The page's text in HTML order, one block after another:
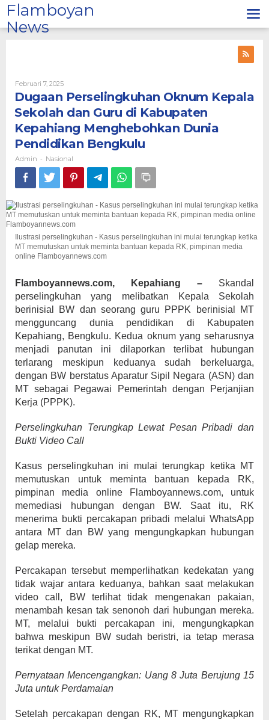
Lewati
ke
konten
Flamboyan
News
Februari 7, 2025Oleh
Admin
Dugaan Perselingkuhan Oknum Kepala
Sekolah dan Guru di Kabupaten
Kepahiang Menghebohkan Dunia
Pendidikan Bengkulu
Admin - Nasional
Ilustrasi perselingkuhan - Kasus perselingkuhan ini mulai terungkap ketika
MT memutuskan untuk meminta bantuan kepada RK, pimpinan media
online Flamboyannews.com
Flamboyannews.com, Kepahiang – Skandal
perselingkuhan yang melibatkan Kepala Sekolah
berinisial BW dan seorang guru PPPK berinisial MT
mengguncang dunia pendidikan di Kabupaten
Kepahiang, Bengkulu. Kedua oknum yang seharusnya
menjadi panutan ini dilaporkan terlibat hubungan
terlarang meskipun keduanya sudah berkeluarga,
dengan BW berstatus Aparatur Sipil Negara (ASN) dan
MT sebagai Pegawai Pemerintah dengan Perjanjian
Kerja (PPPK).
Perselingkuhan Terungkap Lewat Pesan Pribadi dan
Bukti Video Call
Kasus perselingkuhan ini mulai terungkap ketika MT
memutuskan untuk meminta bantuan kepada RK,
pimpinan media online Flamboyannews.com, untuk
memediasi hubungan dengan BW. Saat itu, RK
menerima bukti percakapan pribadi melalui WhatsApp
antara MT dan BW yang mengungkapkan hubungan
gelap mereka.
Percakapan tersebut memperlihatkan kedekatan yang
tidak wajar antara keduanya, bahkan saat melakukan
video call, BW terlihat tidak mengenakan pakaian,
menambah kesan tak senonoh dari hubungan mereka.
MT, melalui bukti percakapan ini, mengungkapkan
bahwa meskipun BW sudah beristri, ia tetap merasa
terikat dengan MT.
Pernyataan Mencengangkan: Uang 8 Juta Berujung 15
Juta untuk Perdamaian
Setelah percakapan dengan RK, MT mengungkapkan